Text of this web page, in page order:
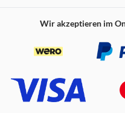
Wir akzeptieren im